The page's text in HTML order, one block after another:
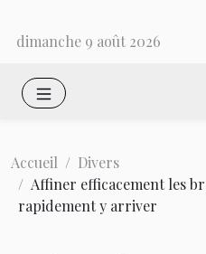
dimanche 9 août 2026
Accueil
Divers
Affiner efficacement les
rapidement y arriver